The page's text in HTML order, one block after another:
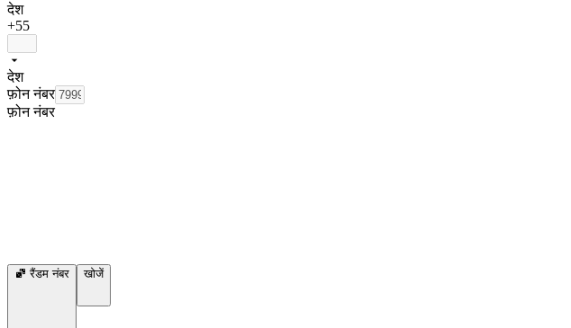
देश
+55
देश
फ़ोन नंबर
फ़ोन नंबर
रैंडम नंबर खोजें